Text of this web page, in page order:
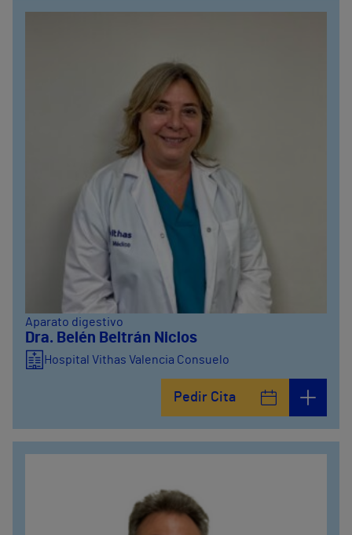
Aparato digestivo
Dra. Belén Beltrán Niclos
Hospital Vithas Valencia Consuelo
Pedir Cita